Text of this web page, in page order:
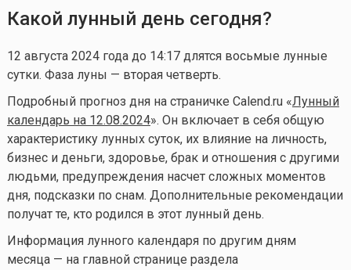
Какой лунный день сегодня?
12 августа 2024 года до 14:17 длятся восьмые лунные
сутки. Фаза луны — вторая четверть.
Подробный прогноз дня на страничке Calend.ru «Лунный
календарь на 12.08.2024». Он включает в себя общую
характеристику лунных суток, их влияние на личность,
бизнес и деньги, здоровье, брак и отношения с другими
людьми, предупреждения насчет сложных моментов
дня, подсказки по снам. Дополнительные рекомендации
получат те, кто родился в этот лунный день.
Информация лунного календаря по другим дням
месяца — на главной странице раздела